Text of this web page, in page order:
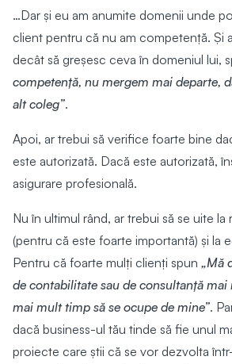
…Dar și eu am anumite domenii unde
client pentru că nu am competență. Și
decât să greșesc ceva în domeniul lui,
competență, nu mergem mai departe,
alt coleg”.
Apoi, ar trebui să verifice foarte bine
este autorizată. Dacă este autorizată,
asigurare profesională.
Nu în ultimul rând, ar trebui să se uite
(pentru că este foarte importantă) și la
Pentru că foarte mulți clienți spun „Mă
de contabilitate sau de consultanță
mai mult timp să se ocupe de mine”.
dacă business-ul tău tinde să fie unul
proiecte care știi că se vor dezvolta